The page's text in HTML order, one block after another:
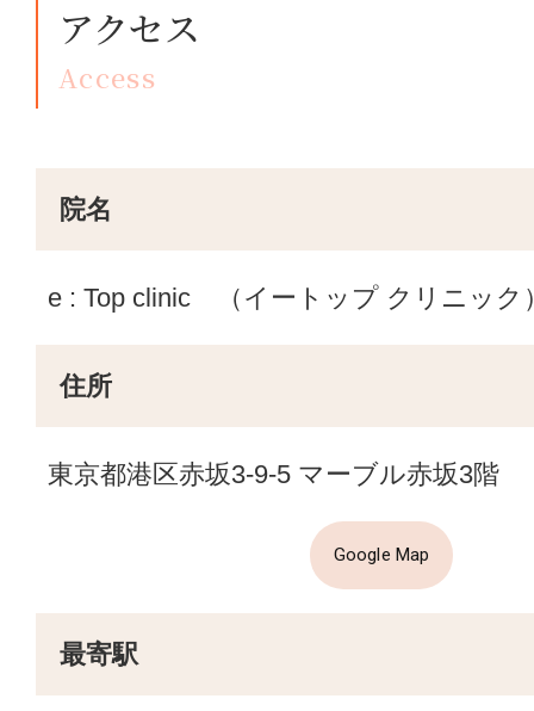
アクセス
Access
院名
e : Top clinic （イートップ クリニック
住所
東京都港区赤坂3-9-5 マーブル赤坂3階
Google Map
最寄駅